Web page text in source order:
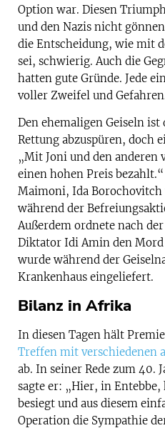
Option war. Diesen
und den Nazis nicht
die Entscheidung, wie mit
sei, schwierig. Auch die
hatten gute Gründe. Jede
voller Zweifel und
Den ehemaligen Geiseln
Rettung abzuspüren, doch
„Mit Joni und den anderen
einen hohen Preis
Maimoni, Ida Borochovitch
während der
Außerdem ordnete nach
Diktator Idi Amin den Mord
wurde während der
Krankenhaus eingeliefert.
Bilanz in Afrika
In diesen Tagen hält
Treffen mit verschiedenen
ab. In seiner Rede zum 40.
sagte er: „Hier, in Entebbe,
besiegt und aus diesem
Operation die Sympathie